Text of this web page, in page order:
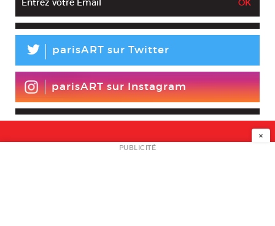
L parisART sur Twitter
parisART sur Instagram
NEWSLETTER
×
PUBLICITÉ